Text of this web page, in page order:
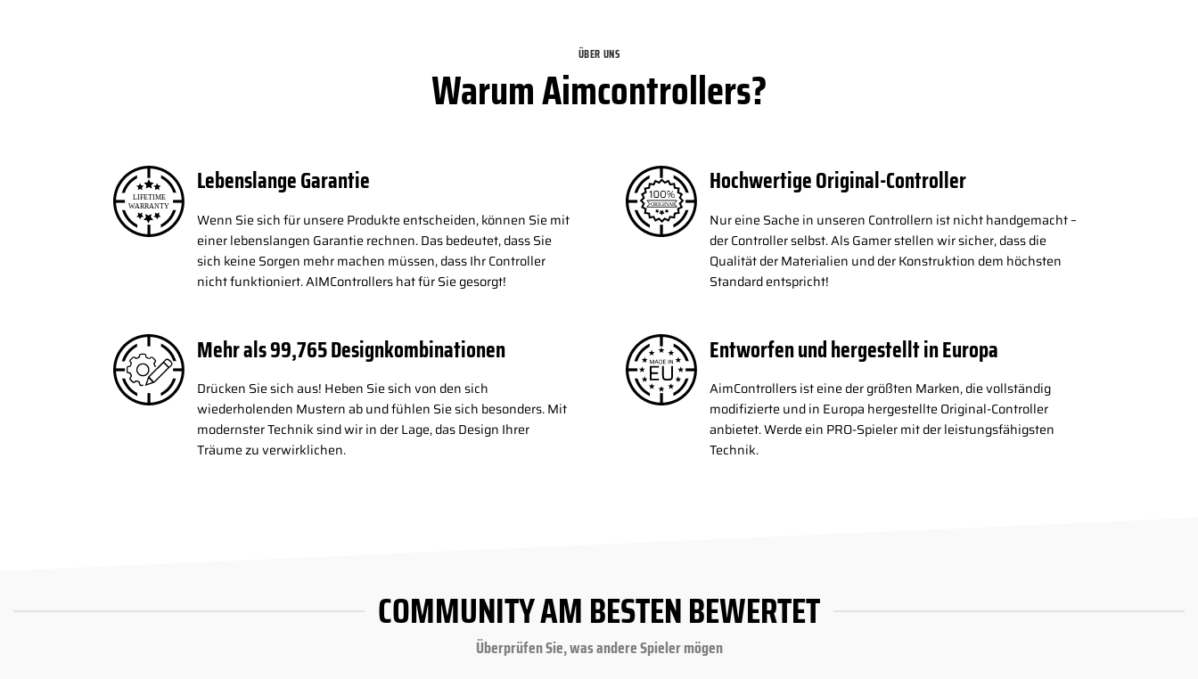
ÜBER UNS
Warum Aimcontrollers?
Lebenslange Garantie
Wenn Sie sich für unsere Produkte entscheiden, können Sie mit
einer lebenslangen Garantie rechnen. Das bedeutet, dass Sie
sich keine Sorgen mehr machen müssen, dass Ihr Controller
nicht funktioniert. AIMControllers hat für Sie gesorgt!
Hochwertige Original-Controller
Nur eine Sache in unseren Controllern ist nicht handgemacht –
der Controller selbst. Als Gamer stellen wir sicher, dass die
Qualität der Materialien und der Konstruktion dem höchsten
Standard entspricht!
Mehr als100,000Designkombinationen
Drücken Sie sich aus! Heben Sie sich von den sich
wiederholenden Mustern ab und fühlen Sie sich besonders. Mit
modernster Technik sind wir in der Lage, das Design Ihrer
Träume zu verwirklichen.
Entworfen und hergestellt in Europa
AimControllers ist eine der größten Marken, die vollständig
modifizierte und in Europa hergestellte Original-Controller
anbietet. Werde ein PRO-Spieler mit der leistungsfähigsten
Technik.
COMMUNITY AM BESTEN BEWERTET
Überprüfen Sie, was andere Spieler mögen